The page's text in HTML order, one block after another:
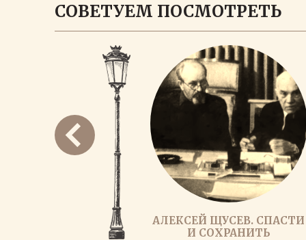
СОВЕТУЕМ ПОСМОТРЕТЬ
АЛЕКСЕЙ ЩУСЕВ. СПАСТИ
И СОХРАНИТЬ